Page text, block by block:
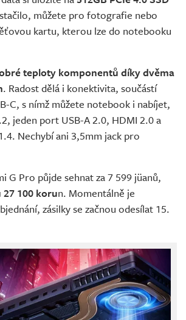
můžete pro fotografie nebo
kartu, kterou lze do notebooku
teploty komponentů díky dvěma
. Radost dělá i konektivita, součástí
C, s nímž můžete notebook i nabíjet,
jeden port USB-A 2.0, HDMI 2.0 a
Nechybí ani 3,5mm jack pro
G Pro půjde sehnat za 7 599 jüanů,
100 korun. Momentálně je
zásilky se začnou odesílat 15.